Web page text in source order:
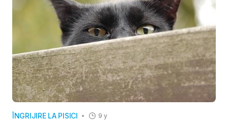
ÎNGRIJIRE LA PISICI 9 y